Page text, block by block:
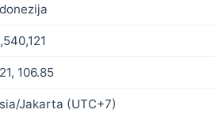
106.85
Jakarta (UTC+7)